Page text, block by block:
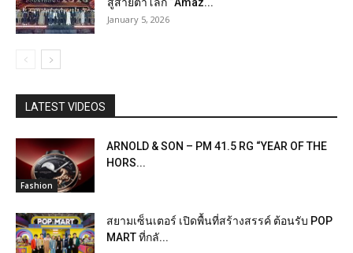
January 5, 2026
LATEST VIDEOS
Fashion
ARNOLD & SON – PM 41.5 RG “YEAR OF THE
HORS...
สยามเซ็นเตอร์ เปิดพื้นที่สร้างสรรค์ ต้อนรับ POP
MART ที่กลั...